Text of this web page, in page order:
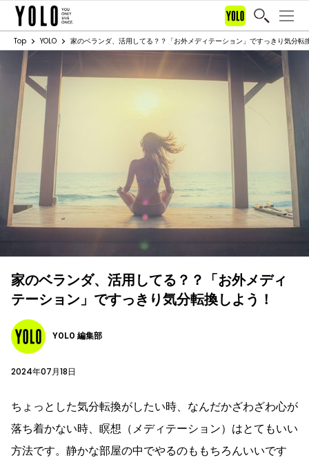
Top YOLO 家のベランダ、活用してる？？「お外メディテーション」ですっきり気分転
家のベランダ、活用してる？？「お外メディ
テーション」ですっきり気分転換しよう！
YOLO 編集部
2024年07月18日
ちょっとした気分転換がしたい時、なんだかざわざわ心が
落ち着かない時、瞑想（メディテーション）はとてもいい
方法です。静かな部屋の中でやるのももちろんいいです